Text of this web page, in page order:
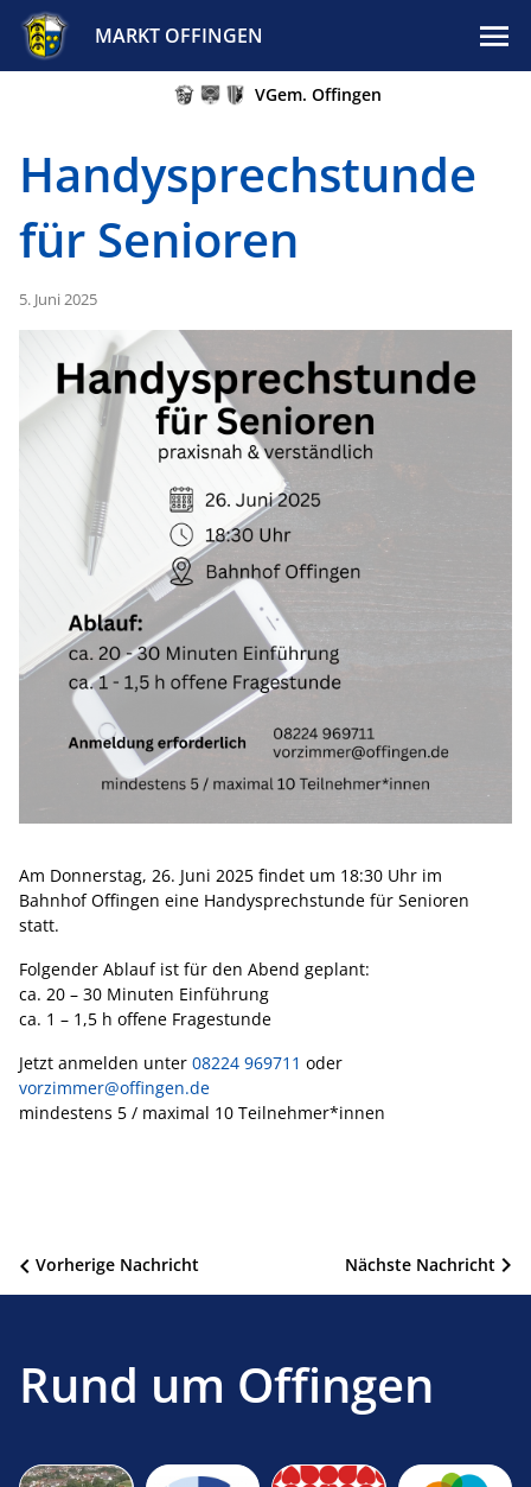
MARKT OFFINGEN
VGem. Offingen
Handysprechstunde
für Senioren
5. Juni 2025
Am Donnerstag, 26. Juni 2025 findet um 18:30 Uhr im
Bahnhof Offingen eine Handysprechstunde für Senioren
statt.
Folgender Ablauf ist für den Abend geplant:
ca. 20 – 30 Minuten Einführung
ca. 1 – 1,5 h offene Fragestunde
Jetzt anmelden unter 08224 969711 oder
vorzimmer@offingen.de
mindestens 5 / maximal 10 Teilnehmer*innen
Beitragsnavigation Nächste Nachricht
Vorherige Nachricht
Rund um Offingen